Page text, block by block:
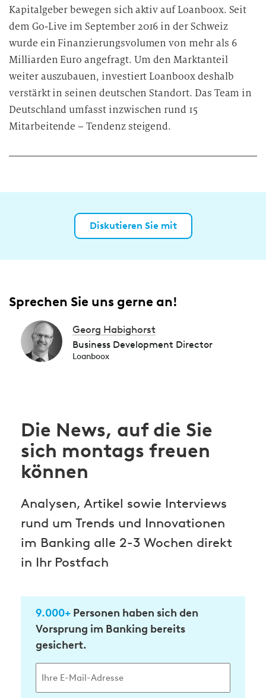
Kapitalgeber bewegen sich aktiv auf Loanboox. Seit
dem Go-Live im September 2016 in der Schweiz
wurde ein Finanzierungsvolumen von mehr als 6
Milliarden Euro angefragt. Um den Marktanteil
weiter auszubauen, investiert Loanboox deshalb
verstärkt in seinen deutschen Standort. Das Team in
Deutschland umfasst inzwischen rund 15
Mitarbeitende – Tendenz steigend.
Diskutieren Sie mit
Sprechen Sie uns gerne an!
Georg Habighorst
Business Development Director
Loanboox
Die News, auf die Sie
sich montags freuen
können
Analysen, Artikel sowie Interviews
rund um Trends und Innovationen
im Banking alle 2-3 Wochen direkt
in Ihr Postfach
9.000+ Personen haben sich den
Vorsprung im Banking bereits
gesichert.